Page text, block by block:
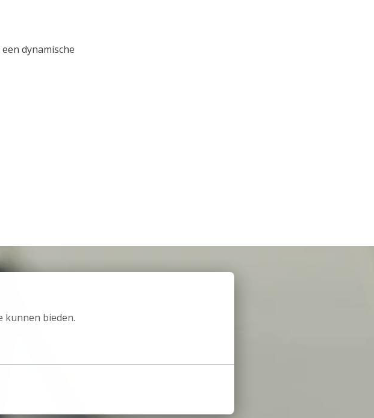
kunnen bieden.
dynamische